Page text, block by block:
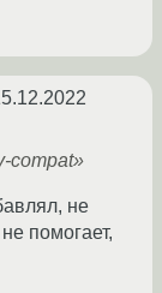
compat»
не
помогает,